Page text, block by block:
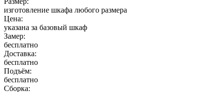
изготовление шкафа любого размера
Цена:
указана за базовый шкаф
Замер:
бесплатно
Доставка:
бесплатно
Подъём:
бесплатно
Сборка: